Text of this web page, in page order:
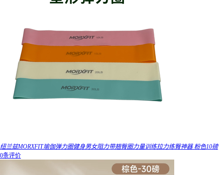
纽兰兹MORXFIT瑜伽弹力圈健身男女阻力带翘臀圈力量训练拉力练臀神器 粉色10磅
0条评价